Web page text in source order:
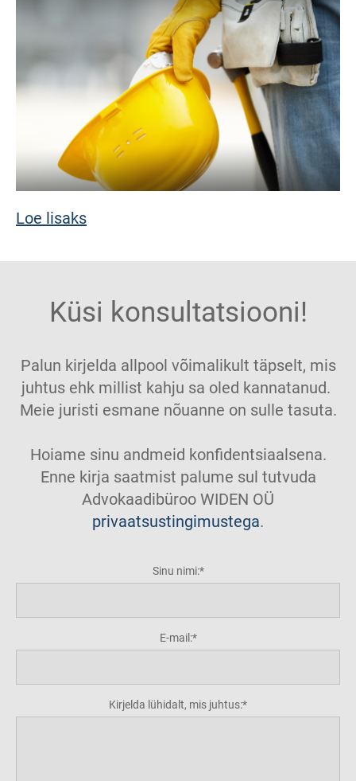
Loe lisaks
Küsi konsultatsiooni!
Palun kirjelda allpool võimalikult täpselt, mis
juhtus ehk millist kahju sa oled kannatanud.
Meie juristi esmane nõuanne on sulle tasuta.
Hoiame sinu andmeid konfidentsiaalsena.
Enne kirja saatmist palume sul tutvuda
Advokaadibüroo WIDEN OÜ
privaatsustingimustega.
Sinu nimi:
E-mail:
Kirjelda lühidalt, mis juhtus: